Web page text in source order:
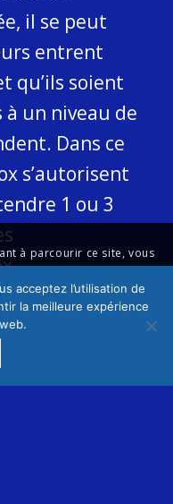
il se peut
entrent
qu’ils soient
un niveau de
Dans ce
s’autorisent
1 ou 3
qu’il ne peut
prévenir
référents
à parcourir ce site, vous
acceptez l’utilisation de
la meilleure expérience